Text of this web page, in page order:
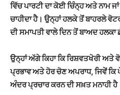
ਵਿੱਚ ਪਾਰਟੀ ਦਾ ਕੋਈ ਚਿੰਨ੍ਹ ਅਤੇ ਨਾਮ ਜਾਂ
ਚਾਹੀਦਾ ਹੈ। ਉਨ੍ਹਾਂ ਹਲਕੇ ਤੋਂ ਬਾਹਰਲੇ
ਦੀ ਸਮਾਪਤੀ ਵਾਲੇ ਦਿਨ ਤੋਂ ਬਾਅਦ
ਉਨ੍ਹਾਂ ਅੱਗੇ ਕਿਹਾ ਕਿ ਰਿਸ਼ਵਤਖੋਰੀ ਅਤੇ
ਪ੍ਰਭਾਵ ਅਤੇ ਹੋਰ ਚੋਣ ਅਪਰਾਧ, ਜਿਵੇਂ ਕਿ
ਅੰਦਰ ਪ੍ਰਚਾਰ ਕਰਨ ਦੀ ਸਖ਼ਤ ਮਨਾਹੀ